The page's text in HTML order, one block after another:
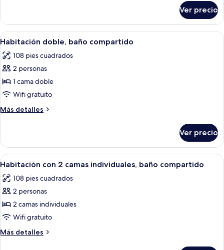
doble,
baño
privado
Ver precio
Abrir
todas
las
fotos
de
Habitación
doble,
baño
Una cama bien hecha con sábanas
6
Habitación doble, baño compartido
108 pies cuadrados
2 personas
1 cama doble
Wifi gratuito
Más detalles
Más
doble,
baño
compartido
Ver precio
Abrir
todas
las
fotos
de
Habitación
con
2
Una habitación pequeña y triangular
7
Habitación con 2 camas individuales, baño compartido
108 pies cuadrados
2 personas
2 camas individuales
Wifi gratuito
Más detalles
Más